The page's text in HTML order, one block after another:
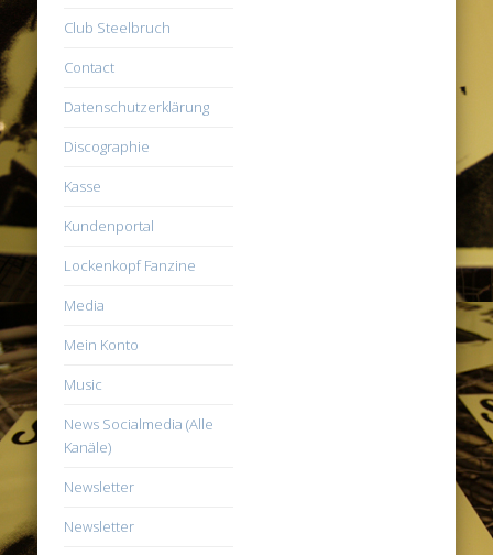
Club Steelbruch
Contact
Datenschutzerklärung
Discographie
Kasse
Kundenportal
Lockenkopf Fanzine
Media
Mein Konto
Music
News Socialmedia (Alle
Kanäle)
Newsletter
Newsletter